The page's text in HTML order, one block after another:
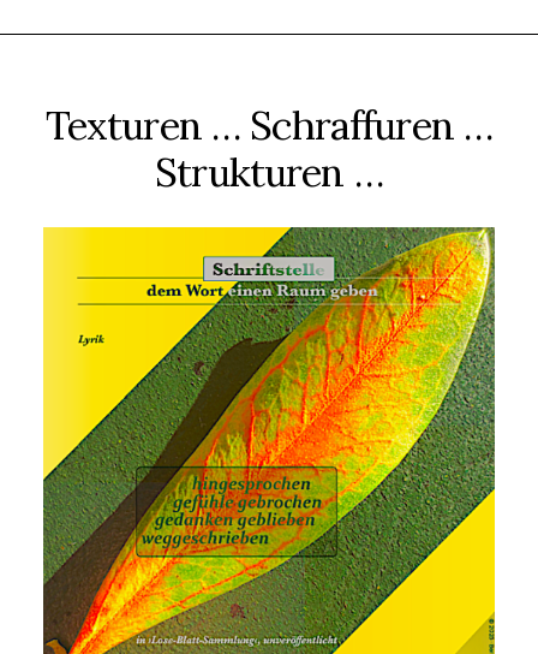
Texturen … Schraffuren …
Strukturen …